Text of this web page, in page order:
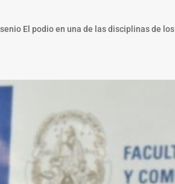
El podio en una de las disciplinas de los